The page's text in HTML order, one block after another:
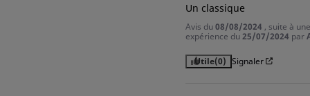
Un classique
Avis du08/08/2024 , suite à une
expérience du25/07/2024 par
Utile(0) Signaler